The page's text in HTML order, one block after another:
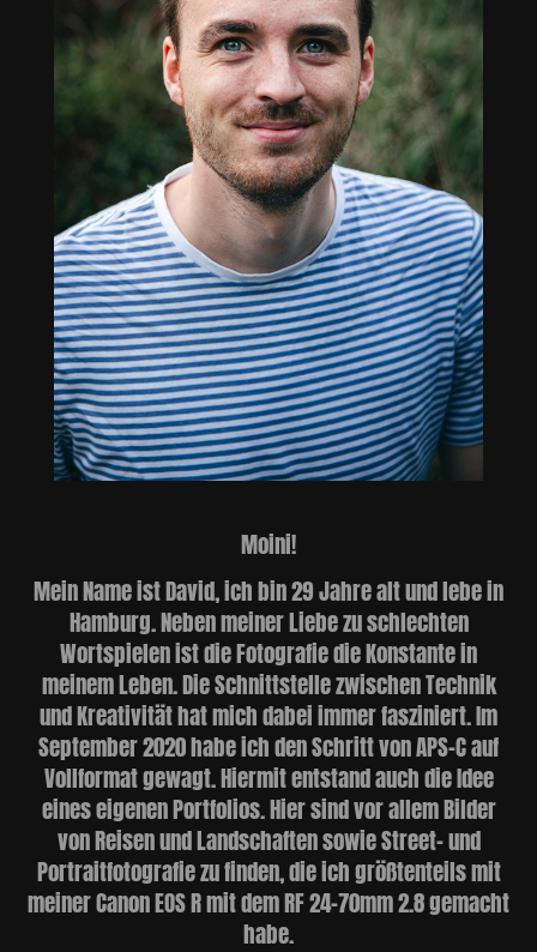
Moini!
Mein Name ist David, ich bin 29 Jahre alt und lebe in
Hamburg. Neben meiner Liebe zu schlechten
Wortspielen ist die Fotografie die Konstante in
meinem Leben. Die Schnittstelle zwischen Technik
und Kreativität hat mich dabei immer fasziniert. Im
September 2020 habe ich den Schritt von APS-C auf
Vollformat gewagt. Hiermit entstand auch die Idee
eines eigenen Portfolios. Hier sind vor allem Bilder
von Reisen und Landschaften sowie Street- und
Portraitfotografie zu finden, die ich größtenteils mit
meiner Canon EOS R mit dem RF 24-70mm 2.8 gemacht
habe.